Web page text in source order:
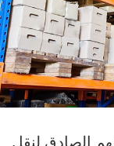
الصادق لنقل